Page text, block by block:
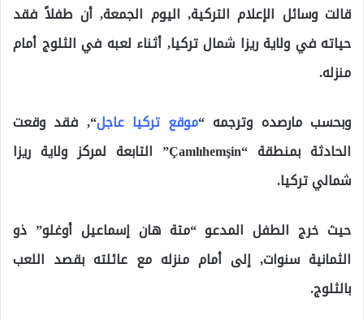
قالت وسائل الإعلام التركية, اليوم الجمعة, أن طفلاً فقد
حياته في ولاية ريزا شمال تركيا, أثناء لعبه في الثلوج أمام
منزله.
وبحسب مارصده وترجمه “موقع تركيا عاجل“, فقد وقعت
الحادثة بمنطقة “Çamlıhemşin” التابعة لمركز ولاية ريزا
شمالي تركيا.
حيث خرج الطفل المدعو “متة هان إسماعيل أوغلو” ذو
الثمانية سنوات, إلى أمام منزله مع عائلته بقصد اللعب
بالثلوج.